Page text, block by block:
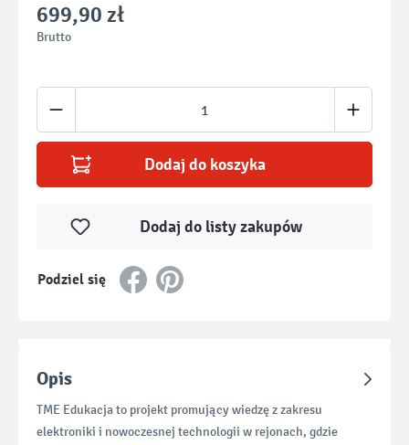
699,90 zł
Brutto
Ilość produktu: Wprowadź żądaną ilość
Dodaj do koszyka
Podziel się
Dodaj do listy zakupów
Opis
TME Edukacja to projekt promujący wiedzę z zakresu
elektroniki i nowoczesnej technologii w rejonach, gdzie